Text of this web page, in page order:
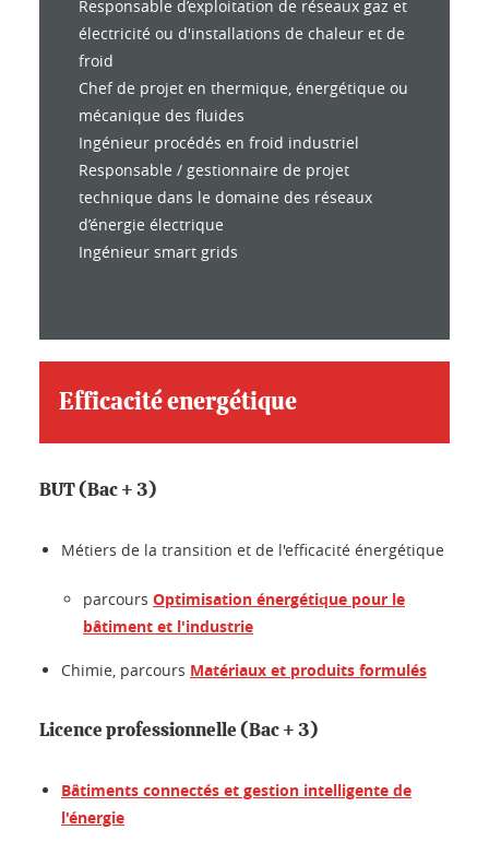
Responsable d’exploitation de réseaux gaz et
électricité ou d'installations de chaleur et de
froid
Chef de projet en thermique, énergétique ou
mécanique des fluides
Ingénieur procédés en froid industriel
Responsable / gestionnaire de projet
technique dans le domaine des réseaux
d’énergie électrique
Ingénieur smart grids
Efficacité energétique
BUT (Bac + 3)
Métiers de la transition et de l'efficacité énergétique
parcours Optimisation énergétique pour le
bâtiment et l'industrie
Chimie, parcours Matériaux et produits formulés
Licence professionnelle (Bac + 3)
Bâtiments connectés et gestion intelligente de
l'énergie